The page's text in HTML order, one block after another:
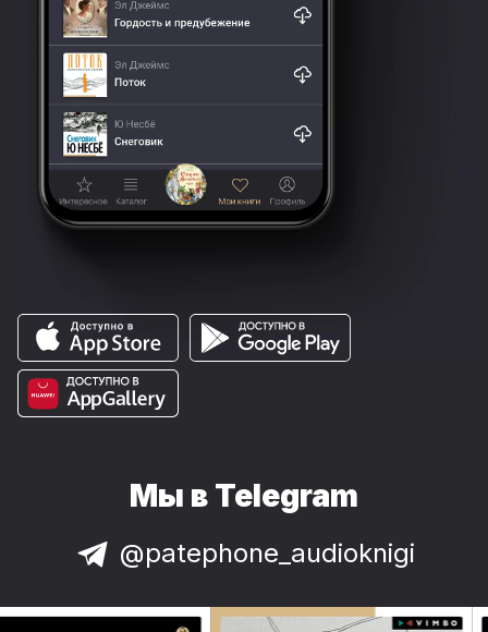
Мы в Telegram
@patephone_audioknigi